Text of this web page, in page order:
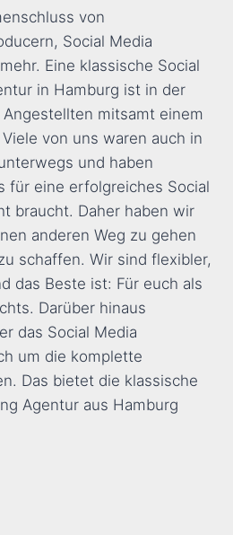
von
Social Media
Eine klassische Social
in Hamburg ist in der
mitsamt einem
von uns waren auch in
und haben
für eine erfolgreiches Social
braucht. Daher haben wir
anderen Weg zu gehen
schaffen. Wir sind flexibler,
das Beste ist: Für euch als
Darüber hinaus
das Social Media
um die komplette
Das bietet die klassische
Agentur aus Hamburg